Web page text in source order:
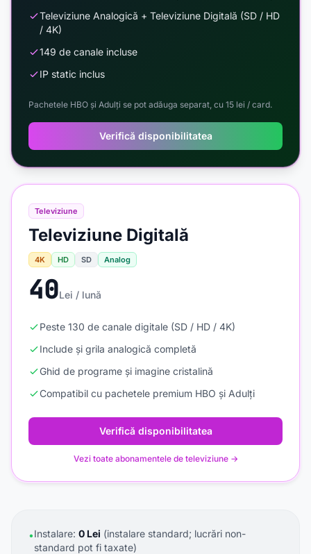
Televiziune
Televiziune Digitală
4K HD SD Analog
40Lei / lună
Peste 130 de canale digitale (SD / HD / 4K)
Include și grila analogică completă
Ghid de programe și imagine cristalină
Compatibil cu pachetele premium HBO și Adulți
Verifică disponibilitatea
Vezi toate abonamentele de televiziune →
Televiziune Analogică + Televiziune Digitală (SD / HD
/ 4K)
149 de canale incluse
IP static inclus
Pachetele HBO și Adulți se pot adăuga separat, cu 15 lei / card.
Verifică disponibilitatea
•Instalare: 0 Lei (instalare standard; lucrări non-
standard pot fi taxate)